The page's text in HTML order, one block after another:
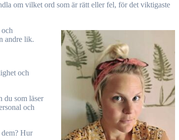
om vilket ord som är rätt eller fel, för det viktigaste
andre lik.
och
du som läser
och
Hur